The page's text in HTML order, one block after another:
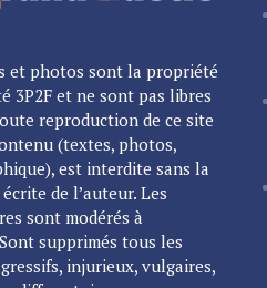
et photos sont la propriété
3P2F et ne sont pas libres
reproduction de ce site
(textes, photos,
est interdite sans la
de l’auteur. Les
sont modérés à
supprimés tous les
injurieux, vulgaires,